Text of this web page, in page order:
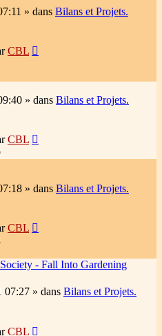
» dans Bilans et Projets.
CBL
» dans Bilans et Projets.
CBL
» dans Bilans et Projets.
CBL
- Fall Into Gardening
07:27 » dans Bilans et Projets.
CBL